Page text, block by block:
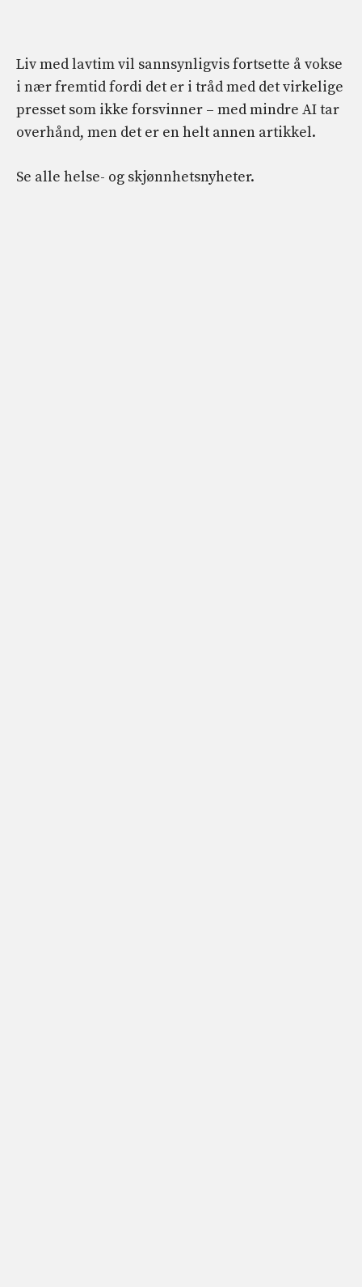
Liv med lavtim vil sannsynligvis fortsette å vokse
i nær fremtid fordi det er i tråd med det virkelige
presset som ikke forsvinner – med mindre AI tar
overhånd, men det er en helt annen artikkel.
Se alle helse- og skjønnhetsnyheter.